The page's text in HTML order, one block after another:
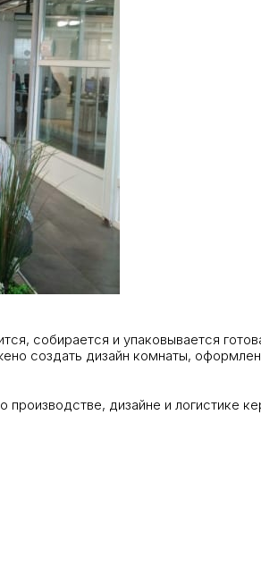
собирается и упаковывается
создать дизайн комнаты,
дизайне и логистике